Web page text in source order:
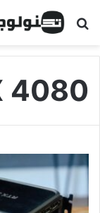
البحث عن
4080